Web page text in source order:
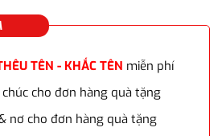
TÊN - KHẮC TÊN miễn phí
cho đơn hàng quà tặng
nơ cho đơn hàng quà tặng